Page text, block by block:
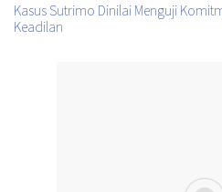
Kasus Sutrimo Dinilai Menguji
Keadilan